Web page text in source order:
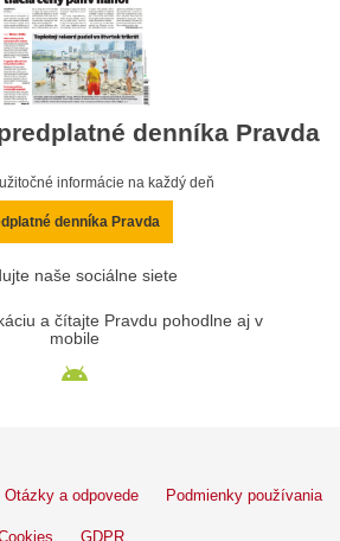
denníka Pravda
informácie na každý deň
denníka Pravda
naše sociálne siete
a čítajte Pravdu pohodlne aj v
mobile
Otázky a odpovede Podmienky používania
GDPR